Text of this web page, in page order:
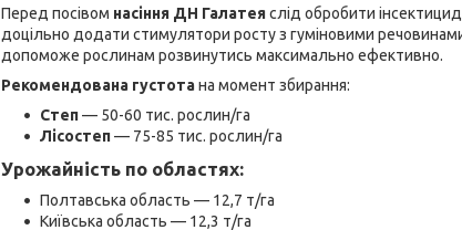
Перед посівом насіння ДН Галатеяслід обробити
доцільно додати стимулятори росту з гуміновими
допоможе рослинам розвинутись максимально ефективно.
Рекомендована густотана момент збирання:
Степ— 50-60 тис. рослин/га
Лісостеп— 75-85 тис. рослин/га
Урожайність по областях:
Полтавська область — 12,7 т/га
Київська область — 12,3 т/га